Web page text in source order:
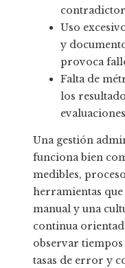
Uso
y
provoca
Falta de
los
Una gestión
funciona bien
medibles,
herramientas
manual y una
continua
observar tiempos
tasas de error y